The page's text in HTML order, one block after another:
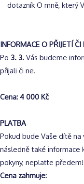
dotazník O mně, který
INFORMACE O PŘIJETÍ
Po 3. 3. Vás budeme
přijali či ne.
Cena: 4 000 Kč
PLATBA
Pokud bude Vaše dítě
následně také informace
pokyny, neplaťte
Cena zahrnuje: